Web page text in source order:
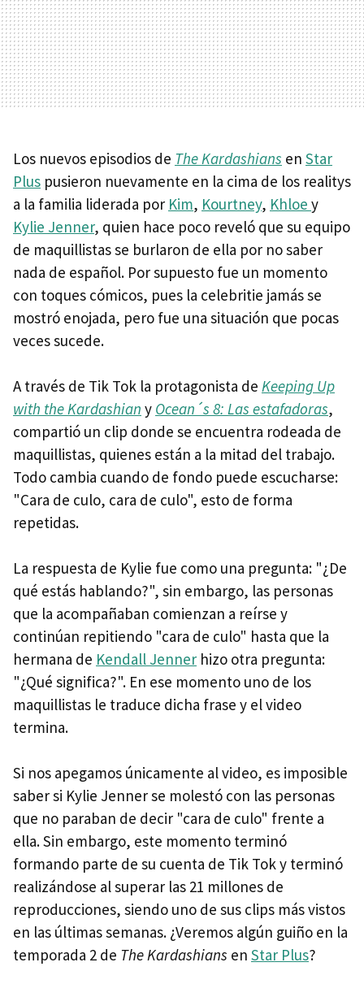
Los nuevos episodios de The Kardashians en Star
Plus pusieron nuevamente en la cima de los realitys
a la familia liderada por Kim, Kourtney, Khloe y
Kylie Jenner, quien hace poco reveló que su equipo
de maquillistas se burlaron de ella por no saber
nada de español. Por supuesto fue un momento
con toques cómicos, pues la celebritie jamás se
mostró enojada, pero fue una situación que pocas
veces sucede.
A través de Tik Tok la protagonista de Keeping Up
with the Kardashian y Ocean´s 8: Las estafadoras,
compartió un clip donde se encuentra rodeada de
maquillistas, quienes están a la mitad del trabajo.
Todo cambia cuando de fondo puede escucharse:
"Cara de culo, cara de culo", esto de forma
repetidas.
La respuesta de Kylie fue como una pregunta: "¿De
qué estás hablando?", sin embargo, las personas
que la acompañaban comienzan a reírse y
continúan repitiendo "cara de culo" hasta que la
hermana de Kendall Jenner hizo otra pregunta:
"¿Qué significa?". En ese momento uno de los
maquillistas le traduce dicha frase y el video
termina.
Si nos apegamos únicamente al video, es imposible
saber si Kylie Jenner se molestó con las personas
que no paraban de decir "cara de culo" frente a
ella. Sin embargo, este momento terminó
formando parte de su cuenta de Tik Tok y terminó
realizándose al superar las 21 millones de
reproducciones, siendo uno de sus clips más vistos
en las últimas semanas. ¿Veremos algún guiño en la
temporada 2 de The Kardashians en Star Plus?